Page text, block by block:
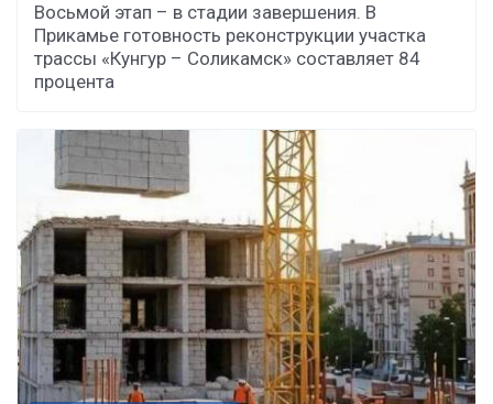
Восьмой этап – в стадии завершения. В
Прикамье готовность реконструкции участка
трассы «Кунгур – Соликамск» составляет 84
процента